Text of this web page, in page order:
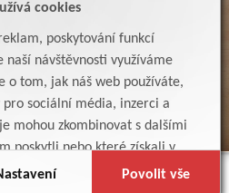
cookies
poskytování funkcí
návštěvnosti využíváme
o tom, jak náš web používáte,
sociální média, inzerci a
mohou zkombinovat s dalšími
poskytli nebo které získali v
jejich služby.
Povolit vše